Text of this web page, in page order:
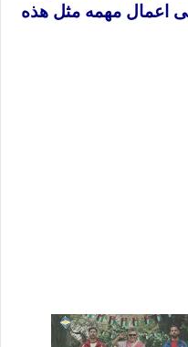
اعمال مهمه مثل هذه